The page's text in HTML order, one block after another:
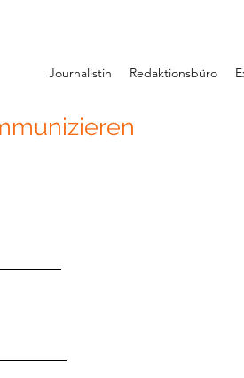
Journalistin Redaktionsbüro